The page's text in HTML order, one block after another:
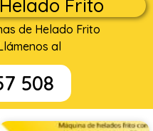
Frito
de Helado Frito
al
508